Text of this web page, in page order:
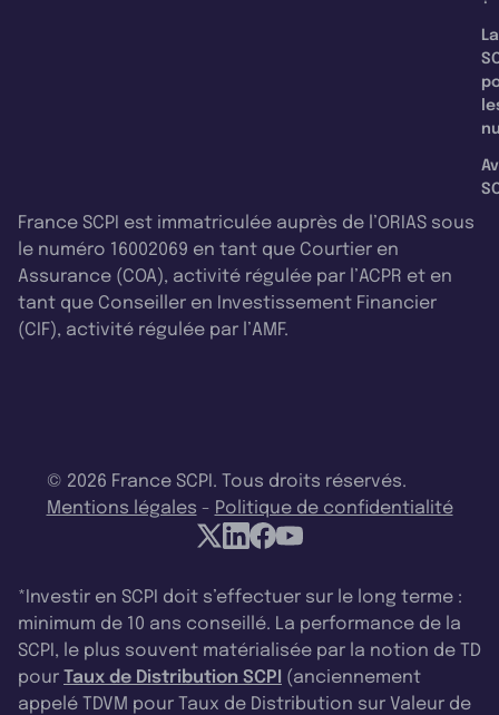
La
France SCPI est immatriculée auprès de l’ORIAS sous
le numéro 16002069 en tant que Courtier en
Assurance (COA), activité régulée par l’ACPR et en
tant que Conseiller en Investissement Financier
(CIF), activité régulée par l’AMF.
© 2026 France SCPI. Tous droits réservés.
Mentions légales - Politique de confidentialité
*Investir en SCPI doit s’effectuer sur le long terme :
minimum de 10 ans conseillé. La performance de la
SCPI, le plus souvent matérialisée par la notion de TD
pour Taux de Distribution SCPI (anciennement
appelé TDVM pour Taux de Distribution sur Valeur de